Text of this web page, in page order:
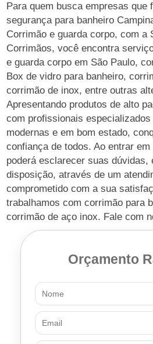
Para quem busca empresas que
segurança para banheiro
Corrimão e guarda corpo, com a
Corrimãos, você encontra
e guarda corpo em São Paulo,
Box de vidro para banheiro,
corrimão de inox, entre outras
Apresentando produtos de alto
com profissionais
modernas e em bom estado,
confiança de todos. Ao entrar
poderá esclarecer suas dúvidas,
disposição, através de um
comprometido com a sua
trabalhamos com corrimão para
corrimão de aço inox. Fale com
Orçamento